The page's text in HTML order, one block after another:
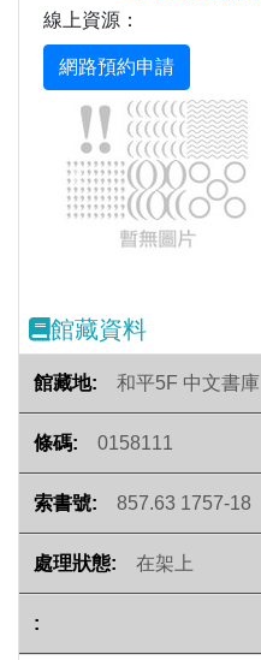
線上資源：
Previous
館藏資料
和平5F 中文書庫
0158111
857.63 1757-18
在架上